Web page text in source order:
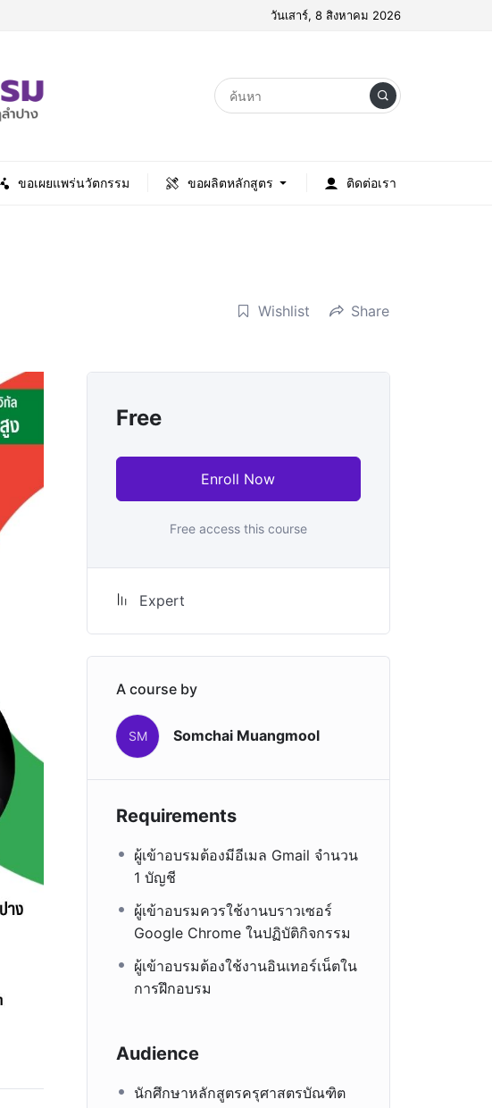
วันเสาร์, 8 สิงหาคม 2026
ขอเผยแพร่นวัตกรรม ขอผลิตหลักสูตร ติดต่อเรา
Wishlist Share
Free
Enroll Now
Free access this course
Expert
A course by
SM Somchai Muangmool
Requirements
ผู้เข้าอบรมต้องมีอีเมล Gmail จำนวน
1 บัญชี
ผู้เข้าอบรมควรใช้งานบราวเซอร์
Google Chrome ในปฏิบัติกิจกรรม
ผู้เข้าอบรมต้องใช้งานอินเทอร์เน็ตใน
การฝึกอบรม
Audience
นักศึกษาหลักสูตรครุศาสตรบัณฑิต